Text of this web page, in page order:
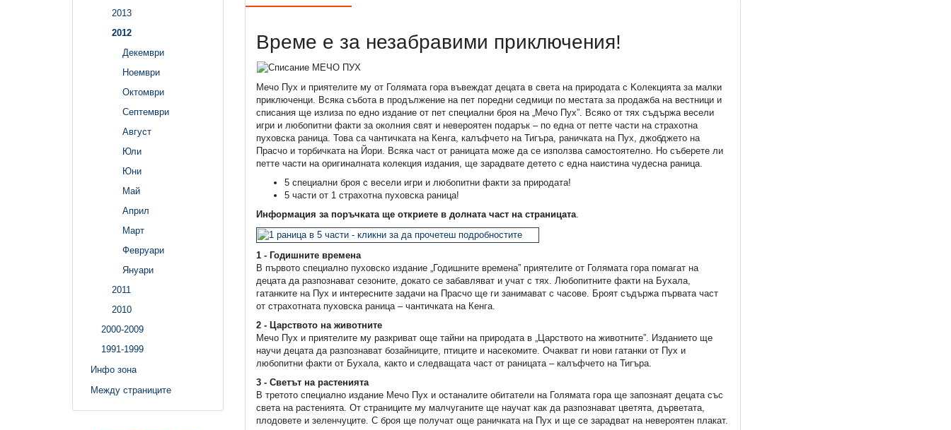
2013
2012
Декември
Ноември
Октомври
Септември
Август
Юли
Юни
Май
Април
Март
Февруари
Януари
2011
2010
2000-2009
1991-1999
Инфо зона
Между страниците
Време е за незабравими приключения!
Мечо Пух и приятелите му от Голямата гора въвеждат децата в света на природата с Kолекцията за малки
приключенци. Всяка събота в продължение на пет поредни седмици по местата за продажба на вестници и
списания ще излиза по едно издание от пет специални броя на „Мечо Пух”. Всяко от тях съдържа весели
игри и любопитни факти за околния свят и невероятен подарък – по една от петте части на страхотна
пуховска раница. Това са чантичката на Кенга, калъфчето на Тигъра, раничката на Пух, джобджето на
Прасчо и торбичката на Йори. Всяка част от раницата може да се използва самостоятелно. Но съберете ли
петте части на оригиналната колекция издания, ще зарадвате детето с една наистина чудесна раница.
5 специални броя с весели игри и любопитни факти за природата!
5 части от 1 страхотна пуховска раница!
Информация за поръчката ще откриете в долната част на страницата.
1 - Годишните времена
В първото специално пуховско издание „Годишните времена” приятелите от Голямата гора помагат на
децата да разпознават сезоните, докато се забавляват и учат с тях. Любопитните факти на Бухала,
гатанките на Пух и интересните задачи на Прасчо ще ги занимават с часове. Броят съдържа първата част
от страхотната пуховска раница – чантичката на Кенга.
2 - Царството на животните
Мечо Пух и приятелите му разкриват още тайни на природата в „Царството на животните”. Изданието ще
научи децата да разпознават бозайниците, птиците и насекомите. Очакват ги нови гатанки от Пух и
любопитни факти от Бухала, както и следващата част от раницата – калъфчето на Тигъра.
3 - Светът на растенията
В третото специално издание Мечо Пух и останалите обитатели на Голямата гора ще запознаят децата със
света на растенията. От страниците му малчуганите ще научат как да разпознават цветята, дърветата,
плодовете и зеленчуците. С броя ще получат още раничката на Пух и ще се зарадват на невероятен плакат.